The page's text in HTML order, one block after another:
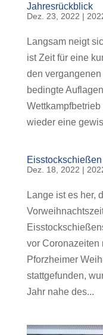
Jahresrückblick
Dez. 23, 2022 |
Langsam neigt
ist Zeit für eine
den
bedingte
wieder eine
Eisstockschießen
Dez. 18, 2022 |
Lange ist es her,
vor Coronazeiten
Pforzheimer
stattgefunden,
Jahr nahe des...